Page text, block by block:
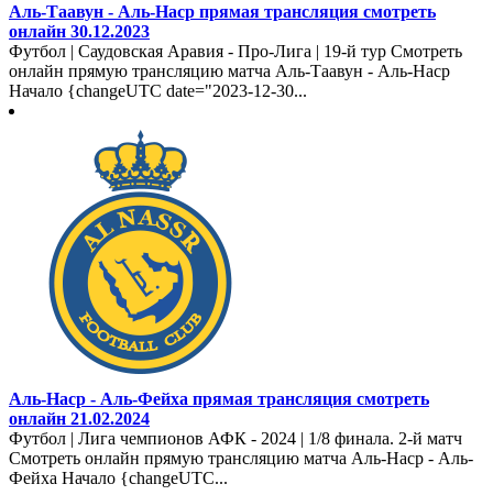
Аль-Таавун - Аль-Наср прямая трансляция смотреть
онлайн 30.12.2023
Футбол | Саудовская Аравия - Про-Лига | 19-й тур Смотреть
онлайн прямую трансляцию матча Аль-Таавун - Аль-Наср
Начало {changeUTC date="2023-12-30...
Аль-Наср - Аль-Фейха прямая трансляция смотреть
онлайн 21.02.2024
Футбол | Лига чемпионов АФК - 2024 | 1/8 финала. 2-й матч
Смотреть онлайн прямую трансляцию матча Аль-Наср - Аль-
Фейха Начало {changeUTC...